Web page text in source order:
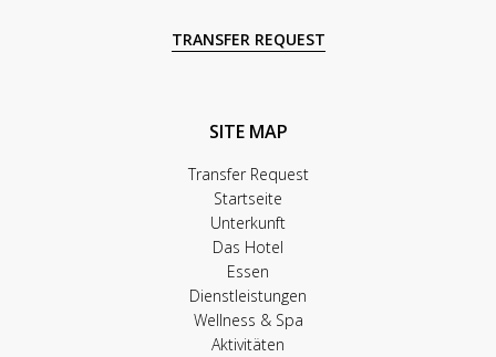
TRANSFER REQUEST
SITE MAP
Transfer Request
Startseite
Unterkunft
Das Hotel
Essen
Dienstleistungen
Wellness & Spa
Aktivitäten